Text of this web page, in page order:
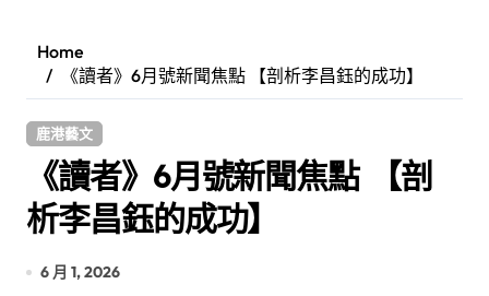
Home
《讀者》6月號新聞焦點 【剖析李昌鈺的成功】
鹿港藝文
《讀者》6月號新聞焦點 【剖
析李昌鈺的成功】
6 月 1, 2026